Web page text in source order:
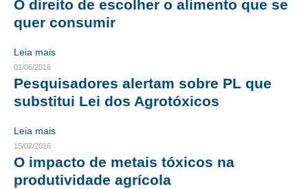
CONTATO
CURSOS
ENGENHEIRO EMPREENDEDOR
BENEFÍCIOS
O direito de escolher o alimento que se
quer consumir
Leia mais
01/06/2016
Pesquisadores alertam sobre PL que
substitui Lei dos Agrotóxicos
Leia mais
15/02/2016
O impacto de metais tóxicos na
produtividade agrícola